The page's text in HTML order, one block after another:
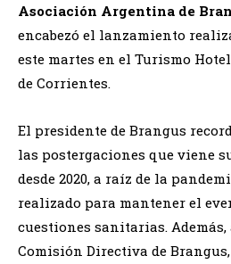
Asociación Argentina de
encabezó el lanzamiento
este martes en el Turismo
de Corrientes.
El presidente de Brangus
las postergaciones que viene
desde 2020, a raíz de la
realizado para mantener el
cuestiones sanitarias. Además,
Comisión Directiva de